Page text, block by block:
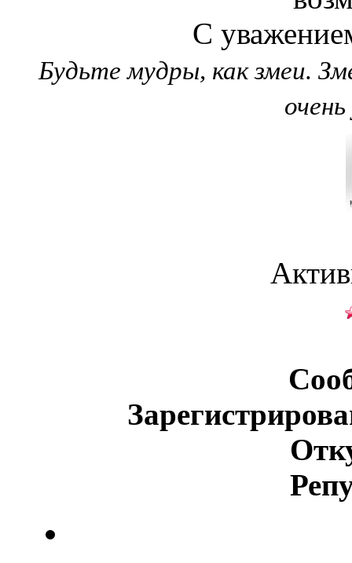
С
Будьте мудры, как змеи.